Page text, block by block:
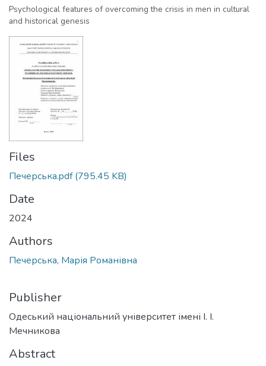
Psychological features of overcoming the crisis in men in cultural
and historical genesis
Files
Печерська.pdf(795.45 KB)
Date
2024
Authors
Печерська, Марія Романівна
Publisher
Одеський національний університет імені І. І.
Мечникова
Abstract